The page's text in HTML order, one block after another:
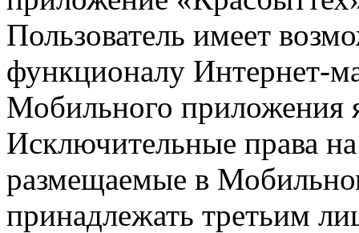
Пользователь имеет
функционалу Интернет-
Мобильного приложения
Исключительные права
размещаемые в
принадлежать третьим